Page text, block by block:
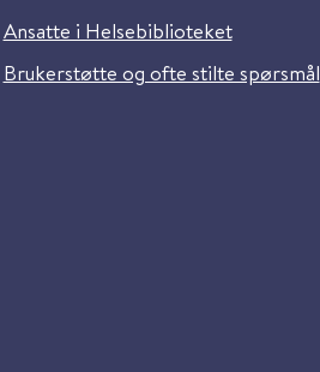
Ansatte i Helsebiblioteket
Brukerstøtte og ofte stilte spørsmål